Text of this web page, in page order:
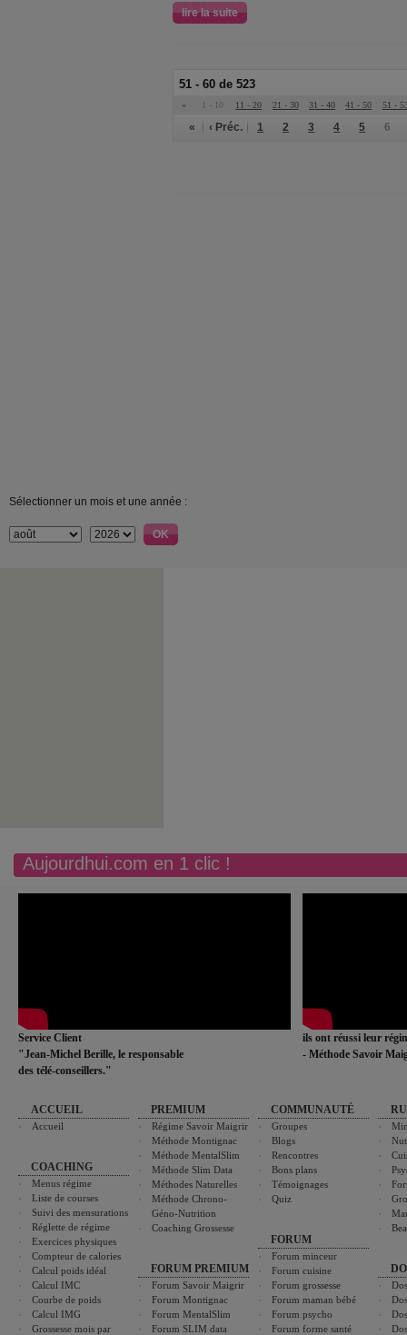
lire la suite
51 - 60 de 523
« 1 - 10 11 - 20 21 - 30 31 - 40 41 - 50 51 -
« ‹ Préc. 1 2 3 4 5 6
Sélectionner un mois et une année :
Aujourdhui.com en 1 clic !
Service Client
"Jean-Michel Berille, le responsable
des télé-conseillers."
ils ont réussi leur
- Méthode Savoir
ACCUEIL
Accueil
COACHING
Menus régime
Liste de courses
Suivi des mensurations
Réglette de régime
Exercices physiques
Compteur de calories
Calcul poids idéal
Calcul IMC
Courbe de poids
Calcul IMG
Grossesse mois par
PREMIUM
Régime Savoir Maigrir
Méthode Montignac
Méthode MentalSlim
Méthode Slim Data
Méthodes Naturelles
Méthode Chrono-
Géno-Nutrition
Coaching Grossesse
FORUM PREMIUM
Forum Savoir Maigrir
Forum Montignac
Forum MentalSlim
Forum SLIM data
COMMUNAUTÉ
Groupes
Blogs
Rencontres
Bons plans
Témoignages
Quiz
FORUM
Forum minceur
Forum cuisine
Forum grossesse
Forum maman bébé
Forum psycho
Forum forme santé